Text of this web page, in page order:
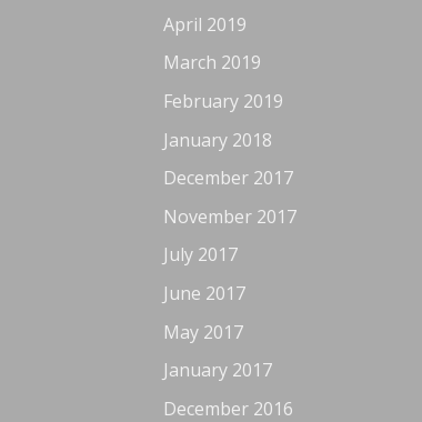
April 2019
March 2019
February 2019
January 2018
December 2017
November 2017
July 2017
June 2017
May 2017
January 2017
December 2016